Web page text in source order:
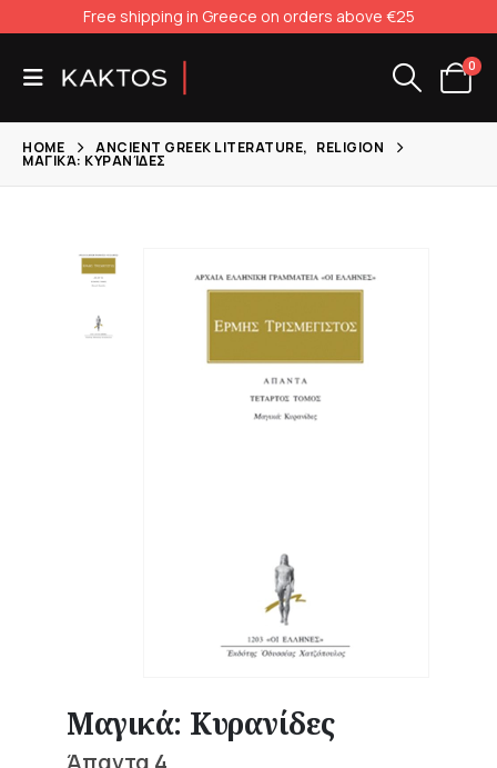
Free shipping in Greece on orders above €25
0
HOME ANCIENT GREEK LITERATURE, RELIGION
ΜΑΓΙΚΆ: ΚΥΡΑΝΊΔΕΣ
Μαγικά: Κυρανίδες
Άπαντα 4